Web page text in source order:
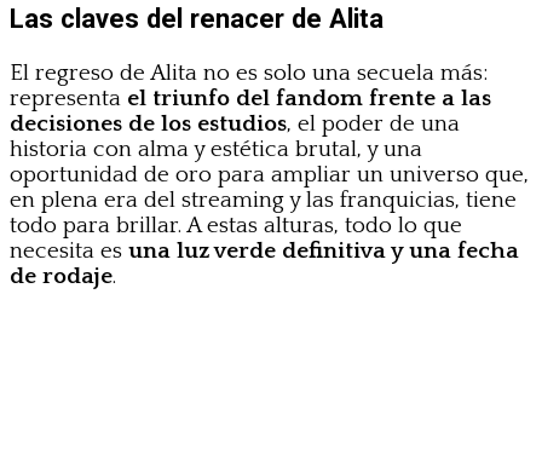
Las claves del renacer de Alita
El regreso de Alita no es solo una secuela más:
representa el triunfo del fandom frente a las
decisiones de los estudios, el poder de una
historia con alma y estética brutal, y una
oportunidad de oro para ampliar un universo que,
en plena era del streaming y las franquicias, tiene
todo para brillar. A estas alturas, todo lo que
necesita es una luz verde definitiva y una fecha
de rodaje.